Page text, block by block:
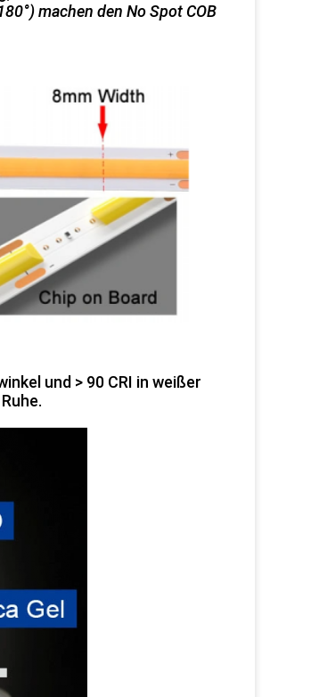
machen den No Spot COB
und > 90 CRI in weißer